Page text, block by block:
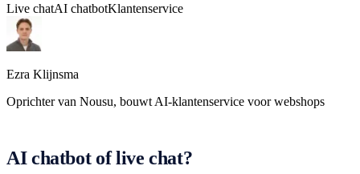
Live chatAI chatbotKlantenservice
Ezra Klijnsma
Oprichter van Nousu, bouwt AI-klantenservice voor webshops
AI chatbot of live chat?